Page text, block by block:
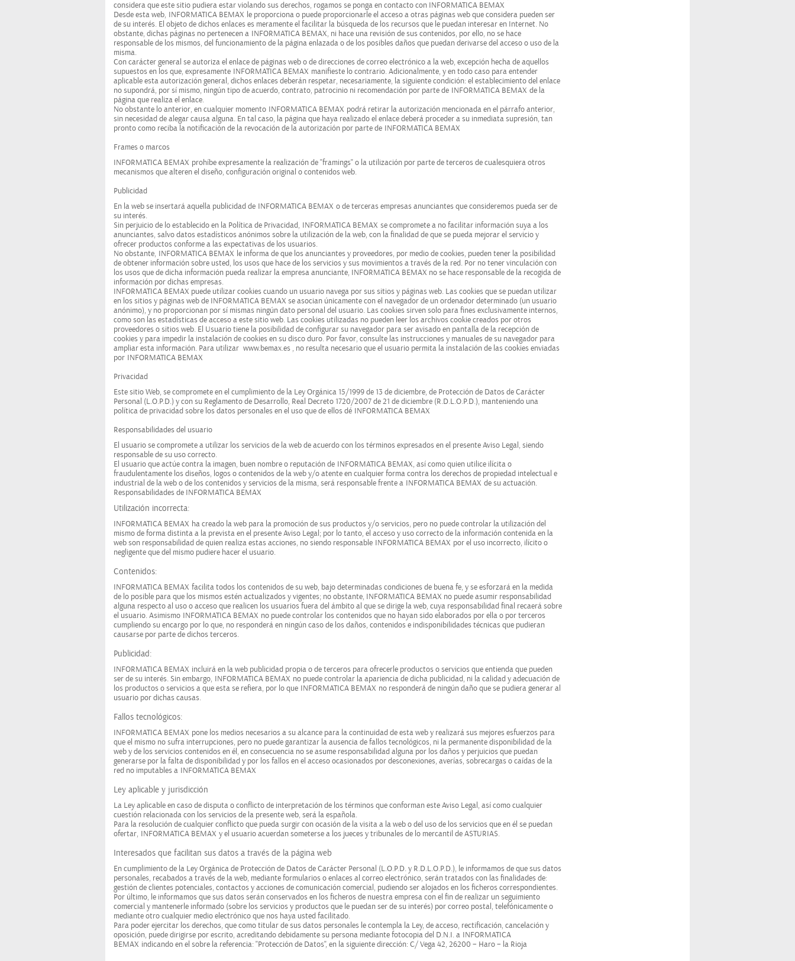
considera que este sitio pudiera estar violando sus derechos, rogamos se ponga en contacto con INFORMATICA BEMAX
Desde esta web, INFORMATICA BEMAX le proporciona o puede proporcionarle el acceso a otras páginas web que considera pueden ser
de su interés. El objeto de dichos enlaces es meramente el facilitar la búsqueda de los recursos que le puedan interesar en Internet. No
obstante, dichas páginas no pertenecen a INFORMATICA BEMAX, ni hace una revisión de sus contenidos, por ello, no se hace
responsable de los mismos, del funcionamiento de la página enlazada o de los posibles daños que puedan derivarse del acceso o uso de la
misma.
Con carácter general se autoriza el enlace de páginas web o de direcciones de correo electrónico a la web, excepción hecha de aquellos
supuestos en los que, expresamente INFORMATICA BEMAX manifieste lo contrario. Adicionalmente, y en todo caso para entender
aplicable esta autorización general, dichos enlaces deberán respetar, necesariamente, la siguiente condición: el establecimiento del enlace
no supondrá, por sí mismo, ningún tipo de acuerdo, contrato, patrocinio ni recomendación por parte de INFORMATICA BEMAX de la
página que realiza el enlace.
No obstante lo anterior, en cualquier momento INFORMATICA BEMAX podrá retirar la autorización mencionada en el párrafo anterior,
sin necesidad de alegar causa alguna. En tal caso, la página que haya realizado el enlace deberá proceder a su inmediata supresión, tan
pronto como reciba la notificación de la revocación de la autorización por parte de INFORMATICA BEMAX
Frames o marcos
INFORMATICA BEMAX prohíbe expresamente la realización de "framings" o la utilización por parte de terceros de cualesquiera otros
mecanismos que alteren el diseño, configuración original o contenidos web.
Publicidad
En la web se insertará aquella publicidad de INFORMATICA BEMAX o de terceras empresas anunciantes que consideremos pueda ser de
su interés.
Sin perjuicio de lo establecido en la Política de Privacidad, INFORMATICA BEMAX se compromete a no facilitar información suya a los
anunciantes, salvo datos estadísticos anónimos sobre la utilización de la web, con la finalidad de que se pueda mejorar el servicio y
ofrecer productos conforme a las expectativas de los usuarios.
No obstante, INFORMATICA BEMAX le informa de que los anunciantes y proveedores, por medio de cookies, pueden tener la posibilidad
de obtener información sobre usted, los usos que hace de los servicios y sus movimientos a través de la red. Por no tener vinculación con
los usos que de dicha información pueda realizar la empresa anunciante, INFORMATICA BEMAX no se hace responsable de la recogida de
información por dichas empresas.
INFORMATICA BEMAX puede utilizar cookies cuando un usuario navega por sus sitios y páginas web. Las cookies que se puedan utilizar
en los sitios y páginas web de INFORMATICA BEMAX se asocian únicamente con el navegador de un ordenador determinado (un usuario
anónimo), y no proporcionan por sí mismas ningún dato personal del usuario. Las cookies sirven solo para fines exclusivamente internos,
como son las estadísticas de acceso a este sitio web. Las cookies utilizadas no pueden leer los archivos cookie creados por otros
proveedores o sitios web. El Usuario tiene la posibilidad de configurar su navegador para ser avisado en pantalla de la recepción de
cookies y para impedir la instalación de cookies en su disco duro. Por favor, consulte las instrucciones y manuales de su navegador para
ampliar esta información. Para utilizar www.bemax.es , no resulta necesario que el usuario permita la instalación de las cookies enviadas
por INFORMATICA BEMAX
Privacidad
Este sitio Web, se compromete en el cumplimiento de la Ley Orgánica 15/1999 de 13 de diciembre, de Protección de Datos de Carácter
Personal (L.O.P.D.) y con su Reglamento de Desarrollo, Real Decreto 1720/2007 de 21 de diciembre (R.D.L.O.P.D.), manteniendo una
política de privacidad sobre los datos personales en el uso que de ellos dé INFORMATICA BEMAX
Responsabilidades del usuario
El usuario se compromete a utilizar los servicios de la web de acuerdo con los términos expresados en el presente Aviso Legal, siendo
responsable de su uso correcto.
El usuario que actúe contra la imagen, buen nombre o reputación de INFORMATICA BEMAX, así como quien utilice ilícita o
fraudulentamente los diseños, logos o contenidos de la web y/o atente en cualquier forma contra los derechos de propiedad intelectual e
industrial de la web o de los contenidos y servicios de la misma, será responsable frente a INFORMATICA BEMAX de su actuación.
Responsabilidades de INFORMATICA BEMAX
Utilización incorrecta:
INFORMATICA BEMAX ha creado la web para la promoción de sus productos y/o servicios, pero no puede controlar la utilización del
mismo de forma distinta a la prevista en el presente Aviso Legal; por lo tanto, el acceso y uso correcto de la información contenida en la
web son responsabilidad de quien realiza estas acciones, no siendo responsable INFORMATICA BEMAX por el uso incorrecto, ilícito o
negligente que del mismo pudiere hacer el usuario.
Contenidos:
INFORMATICA BEMAX facilita todos los contenidos de su web, bajo determinadas condiciones de buena fe, y se esforzará en la medida
de lo posible para que los mismos estén actualizados y vigentes; no obstante, INFORMATICA BEMAX no puede asumir responsabilidad
alguna respecto al uso o acceso que realicen los usuarios fuera del ámbito al que se dirige la web, cuya responsabilidad final recaerá sobre
el usuario. Asimismo INFORMATICA BEMAX no puede controlar los contenidos que no hayan sido elaborados por ella o por terceros
cumpliendo su encargo por lo que, no responderá en ningún caso de los daños, contenidos e indisponibilidades técnicas que pudieran
causarse por parte de dichos terceros.
Publicidad:
INFORMATICA BEMAX incluirá en la web publicidad propia o de terceros para ofrecerle productos o servicios que entienda que pueden
ser de su interés. Sin embargo, INFORMATICA BEMAX no puede controlar la apariencia de dicha publicidad, ni la calidad y adecuación de
los productos o servicios a que esta se refiera, por lo que INFORMATICA BEMAX no responderá de ningún daño que se pudiera generar al
usuario por dichas causas.
Fallos tecnológicos:
INFORMATICA BEMAX pone los medios necesarios a su alcance para la continuidad de esta web y realizará sus mejores esfuerzos para
que el mismo no sufra interrupciones, pero no puede garantizar la ausencia de fallos tecnológicos, ni la permanente disponibilidad de la
web y de los servicios contenidos en él, en consecuencia no se asume responsabilidad alguna por los daños y perjuicios que puedan
generarse por la falta de disponibilidad y por los fallos en el acceso ocasionados por desconexiones, averías, sobrecargas o caídas de la
red no imputables a INFORMATICA BEMAX
Ley aplicable y jurisdicción
La Ley aplicable en caso de disputa o conflicto de interpretación de los términos que conforman este Aviso Legal, así como cualquier
cuestión relacionada con los servicios de la presente web, será la española.
Para la resolución de cualquier conflicto que pueda surgir con ocasión de la visita a la web o del uso de los servicios que en él se puedan
ofertar, INFORMATICA BEMAX y el usuario acuerdan someterse a los jueces y tribunales de lo mercantil de ASTURIAS.
Interesados que facilitan sus datos a través de la página web
En cumplimiento de la Ley Orgánica de Protección de Datos de Carácter Personal (L.O.P.D. y R.D.L.O.P.D.), le informamos de que sus datos
personales, recabados a través de la web, mediante formularios o enlaces al correo electrónico, serán tratados con las finalidades de:
gestión de clientes potenciales, contactos y acciones de comunicación comercial, pudiendo ser alojados en los ficheros correspondientes.
Por último, le informamos que sus datos serán conservados en los ficheros de nuestra empresa con el fin de realizar un seguimiento
comercial y mantenerle informado (sobre los servicios y productos que le puedan ser de su interés) por correo postal, telefónicamente o
mediante otro cualquier medio electrónico que nos haya usted facilitado.
Para poder ejercitar los derechos, que como titular de sus datos personales le contempla la Ley, de acceso, rectificación, cancelación y
oposición, puede dirigirse por escrito, acreditando debidamente su persona mediante fotocopia del D.N.I. a INFORMATICA
BEMAX indicando en el sobre la referencia: "Protección de Datos", en la siguiente dirección: C/ Vega 42, 26200 – Haro – la Rioja